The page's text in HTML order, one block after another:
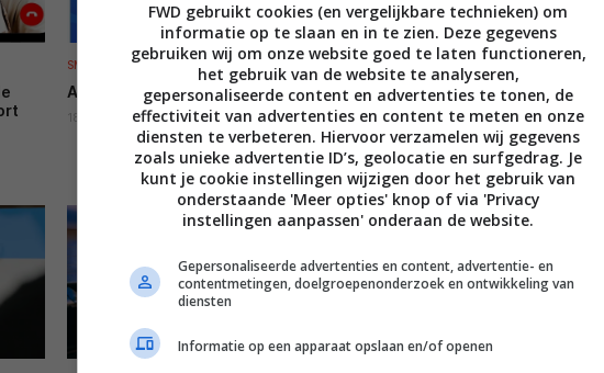
SMARTHOME
ADV: DSM: het hart van Synology
18 JUNI 2018
SMARTHOME
ADV: Synology Drive en
16 JUNI 2018
FWD gebruikt cookies (en vergelijkbare technieken) om
informatie op te slaan en in te zien. Deze gegevens
gebruiken wij om onze website goed te laten functioneren,
het gebruik van de website te analyseren,
gepersonaliseerde content en advertenties te tonen, de
effectiviteit van advertenties en content te meten en onze
diensten te verbeteren. Hiervoor verzamelen wij gegevens
zoals unieke advertentie ID’s, geolocatie en surfgedrag. Je
kunt je cookie instellingen wijzigen door het gebruik van
onderstaande 'Meer opties' knop of via 'Privacy
instellingen aanpassen' onderaan de website.
Gepersonaliseerde advertenties en content, advertentie- en
contentmetingen, doelgroepenonderzoek en ontwikkeling van
diensten
Informatie op een apparaat opslaan en/of openen